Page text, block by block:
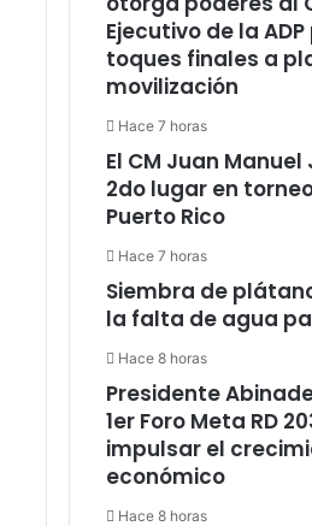
Ejecutivo de la
toques finales a
movilización
Hace 7 horas
El CM Juan
2do lugar en
Puerto Rico
Hace 7 horas
Siembra de
la falta de agua
Hace 8 horas
Presidente
1er Foro Meta RD
impulsar el
económico
Hace 8 horas